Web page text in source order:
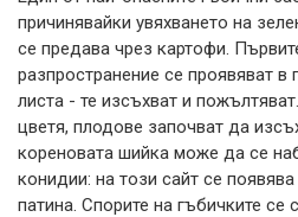
причинявайки увяхването на
се предава чрез картофи.
разпространение се проявяват
листа - те изсъхват и
цветя, плодове започват да
кореновата шийка може да се
конидии: на този сайт се
патина. Спорите на гъбичките се